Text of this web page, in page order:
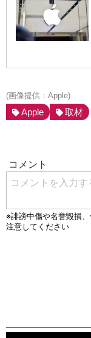
(画像提供：Apple)
Apple 取材